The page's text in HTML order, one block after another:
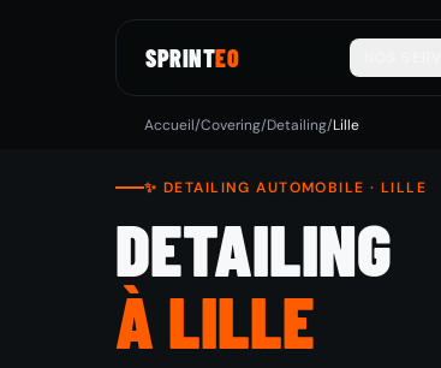
SPRINTEO
Accueil/Covering/Detailing/Lille
✨ DETAILING AUTOMOBILE · LILLE
DETAILING
À LILLE